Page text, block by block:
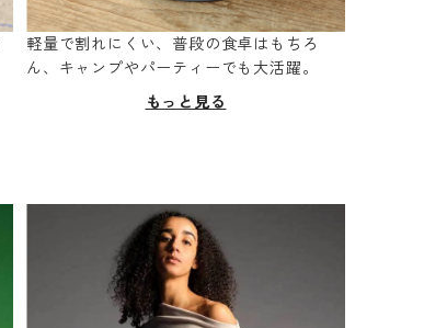
軽量で割れにくい、普段の食卓はもちろ
ん、キャンプやパーティーでも大活躍。
もっと見る